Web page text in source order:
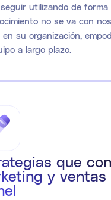
utilizando de forma
no se va con
en su organización,
a largo plazo.
que
y ventas